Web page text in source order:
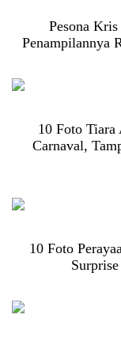
Pesona
Penampilannya
10 Foto Tiara
Carnaval,
10 Foto